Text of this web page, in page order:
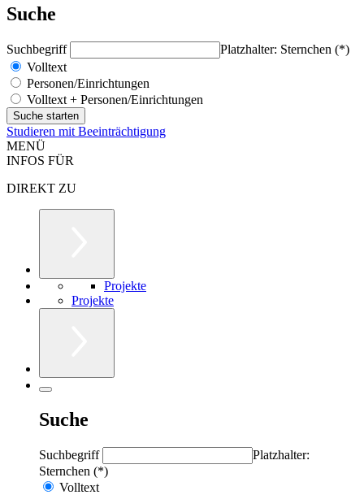
Suche
Suchbegriff
Platzhalter: Sternchen (*)
Volltext
Personen/Einrichtungen
Volltext + Personen/Einrichtungen
Studieren mit Beeinträchtigung
MENÜ
INFOS FÜR
DIREKT ZU
Projekte
Projekte
Suche
Suchbegriff
Platzhalter:
Sternchen (*)
Volltext